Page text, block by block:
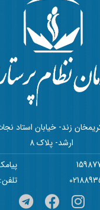
زند- خیابان استاد
ارشد- پلاک 8
پیامک:
تلفن: 42949-021